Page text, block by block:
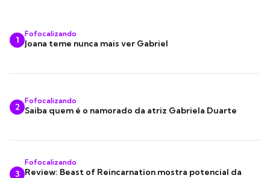
1
Fofocalizando
Joana teme nunca mais ver Gabriel
2
Fofocalizando
Saiba quem é o namorado da atriz Gabriela Duarte
3
Fofocalizando
Review: Beast of Reincarnation mostra potencial da